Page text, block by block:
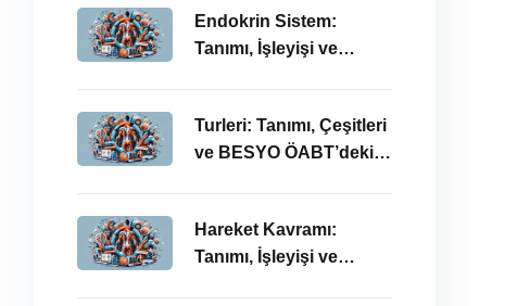
Endokrin Sistem:
Tanımı, İşleyişi ve
Turleri: Tanımı, Çeşitleri
ve BESYO ÖABT’deki
Hareket Kavramı:
Tanımı, İşleyişi ve